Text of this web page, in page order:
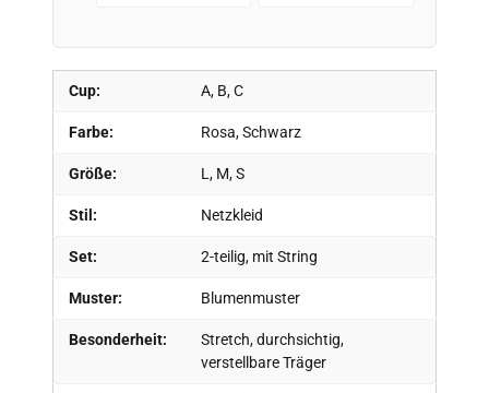
Cup: A, B, C
Farbe: Rosa, Schwarz
Größe: L, M, S
Stil: Netzkleid
Set: 2-teilig, mit String
Muster: Blumenmuster
Besonderheit:
Stretch, durchsichtig,
verstellbare Träger